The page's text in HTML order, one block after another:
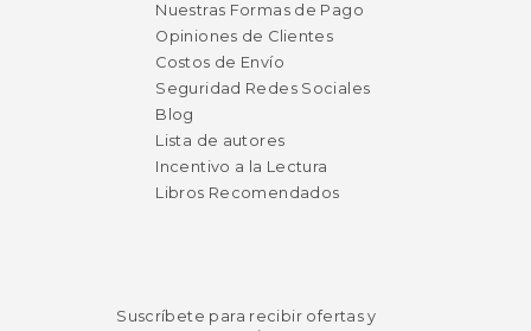
Nuestras Formas de Pago
Opiniones de Clientes
Costos de Envío
Seguridad Redes Sociales
Blog
Lista de autores
Incentivo a la Lectura
Libros Recomendados
Suscríbete para recibir ofertas y